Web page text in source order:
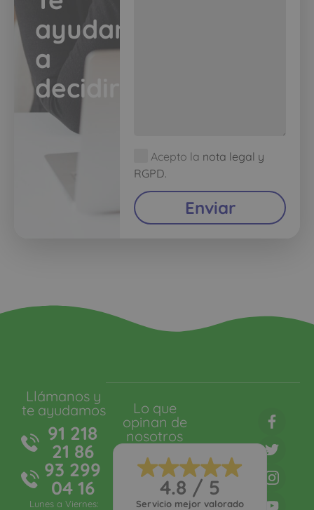
ayudamos
a
decidir​
Acepto la nota legal y
RGPD.
Enviar
Lo que
opinan de
nosotros
4.8 / 5
Servicio mejor valorado
Llámanos y
te ayudamos
91 218
21 86
93 299
04 16
Lunes a Viernes: